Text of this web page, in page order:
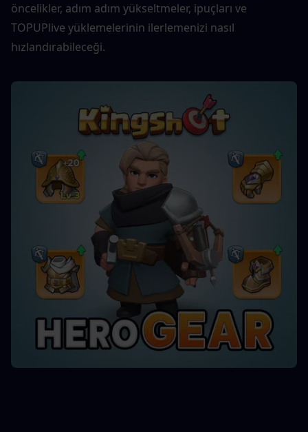
öncelikler, adım adım yükseltmeler, ipuçları ve
TOPUPlive yüklemelerinin ilerlemenizi nasıl
hızlandırabileceği.